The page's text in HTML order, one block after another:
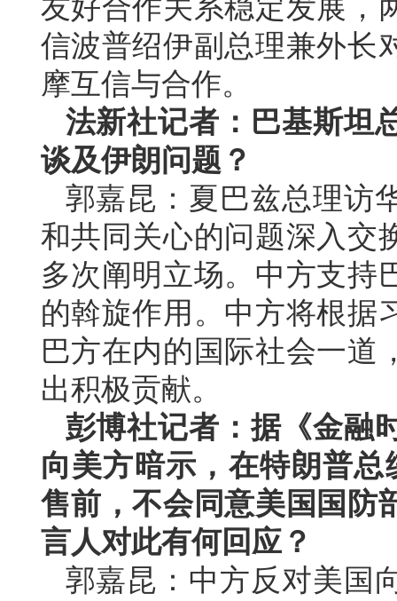
友好合作关系稳定发展，
信波普绍伊副总理兼外长
摩互信与合作。
法新社记者：巴基斯坦
谈及伊朗问题？
郭嘉昆：夏巴兹总理访
和共同关心的问题深入交
多次阐明立场。中方支持
的斡旋作用。中方将根据
巴方在内的国际社会一道
出积极贡献。
彭博社记者：据《金融
向美方暗示，在特朗普
售前，不会同意美国国防
言人对此有何回应？
郭嘉昆：中方反对美国